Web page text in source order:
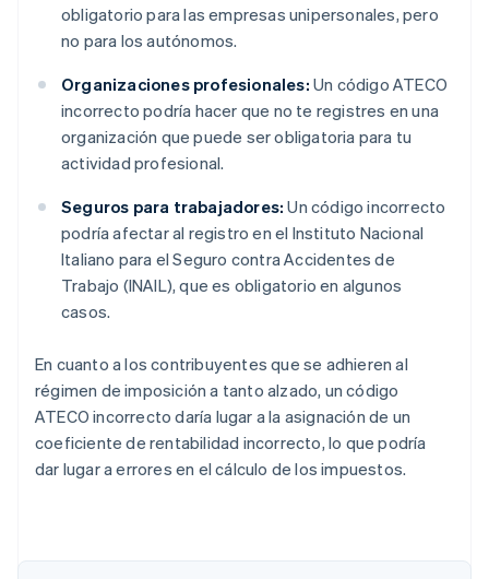
obligatorio para las empresas unipersonales, pero
no para los autónomos.
Organizaciones profesionales: Un código ATECO
incorrecto podría hacer que no te registres en una
organización que puede ser obligatoria para tu
actividad profesional.
Seguros para trabajadores: Un código incorrecto
podría afectar al registro en el Instituto Nacional
Italiano para el Seguro contra Accidentes de
Trabajo (INAIL), que es obligatorio en algunos
casos.
En cuanto a los contribuyentes que se adhieren al
régimen de imposición a tanto alzado, un código
ATECO incorrecto daría lugar a la asignación de un
coeficiente de rentabilidad incorrecto, lo que podría
dar lugar a errores en el cálculo de los impuestos.